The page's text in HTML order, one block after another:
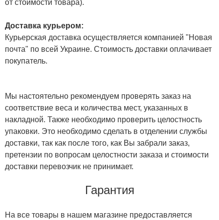
от стоимости товара).
Доставка курьером:
Курьерская доставка осуществляется компанией "Новая
почта" по всей Украине. Стоимость доставки оплачивает
покупатель.
Мы настоятельно рекомендуем проверять заказ на
соответствие веса и количества мест, указанных в
накладной. Также необходимо проверить целостность
упаковки. Это необходимо сделать в отделении службы
доставки, так как после того, как Вы забрали заказ,
претензии по вопросам целостности заказа и стоимости
доставки перевозчик не принимает.
Гарантия
На все товары в нашем магазине предоставляется